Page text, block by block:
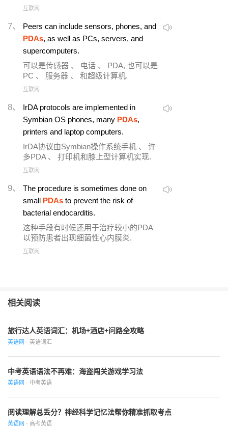
互联网
7、
Peers can include sensors, phones, and
PDAs, as well as PCs, servers, and
supercomputers.
可以是传感器 、 电话 、 PDA, 也可以是
PC 、 服务器 、 和超级计算机.
互联网
8、
IrDA protocols are implemented in
Symbian OS phones, many PDAs,
printers and laptop computers.
IrDA协议由Symbian操作系统手机 、 许
多PDA 、 打印机和膝上型计算机实现.
互联网
9、
The procedure is sometimes done on
small PDAs to prevent the risk of
bacterial endocarditis.
这种手段有时候还用于治疗较小的PDA
以预防患者出现细菌性心内膜炎.
互联网
相关阅读
旅行达人英语词汇：机场+酒店+问路全攻略
英语网 · 英语词汇
中考英语语法不再难：海盗闯关游戏学习法
英语网 · 中考英语
阅读理解总丢分？神经科学记忆法帮你精准抓取考点
英语网 · 高考英语